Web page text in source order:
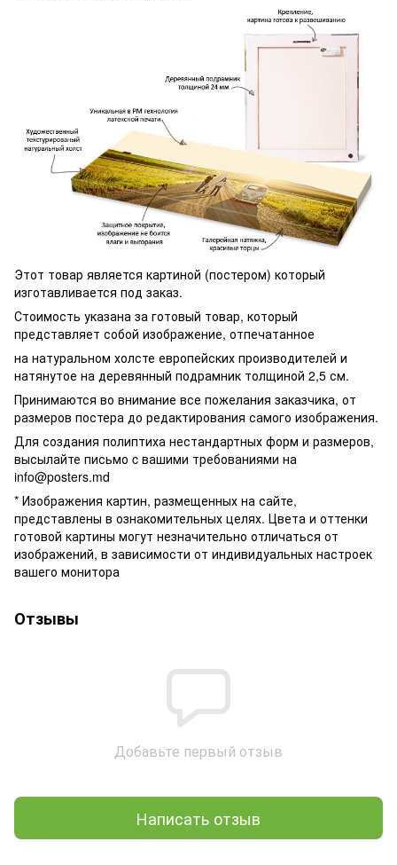
Этот товар является картиной (постером) который
изготавливается под заказ.
Стоимость указана за готовый товар, который
представляет собой изображение, отпечатанное
на натуральном холсте европейских производителей и
натянутое на деревянный подрамник толщиной 2,5 см.
Принимаются во внимание все пожелания заказчика, от
размеров постера до редактирования самого изображения.
Для создания полиптиха нестандартных форм и размеров,
высылайте письмо c вашими требованиями на
info@posters.md
* Изображения картин, размещенных на сайте,
представлены в ознакомительных целях. Цвета и оттенки
готовой картины могут незначительно отличаться от
изображений, в зависимости от индивидуальных настроек
вашего монитора
Отзывы
Добавьте первый отзыв
Написать отзыв